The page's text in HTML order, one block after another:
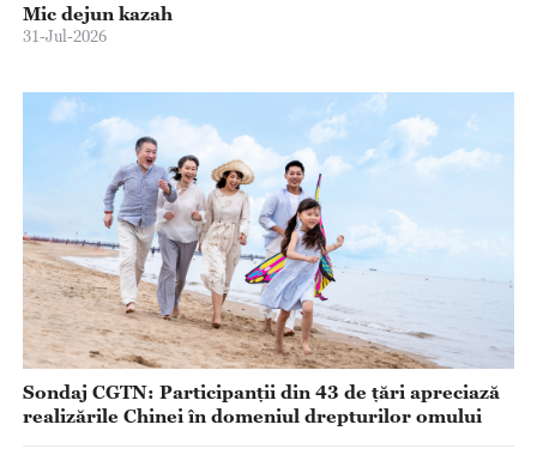
Mic dejun kazah
31-Jul-2026
Sondaj CGTN: Participanții din 43 de țări apreciază
realizările Chinei în domeniul drepturilor omului